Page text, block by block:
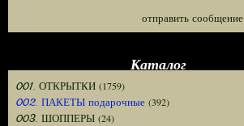
отправить сообщение
Каталог
001. ОТКРЫТКИ (1759)
002. ПАКЕТЫ подарочные (392)
003. ШОППЕРЫ (24)